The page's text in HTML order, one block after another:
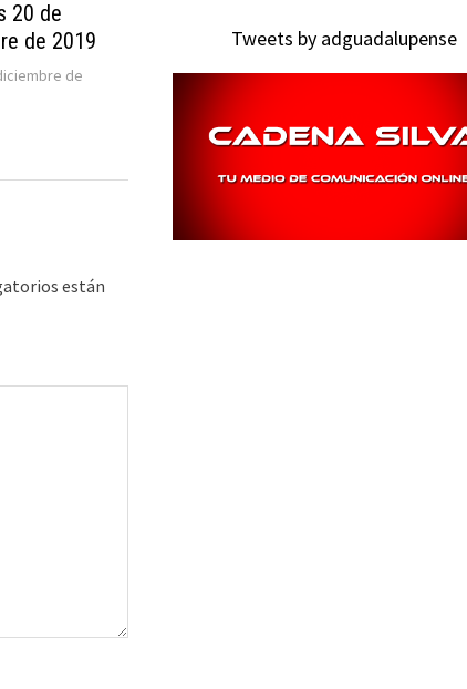
20 de
de 2019
de
están
Tweets by adguadalupense